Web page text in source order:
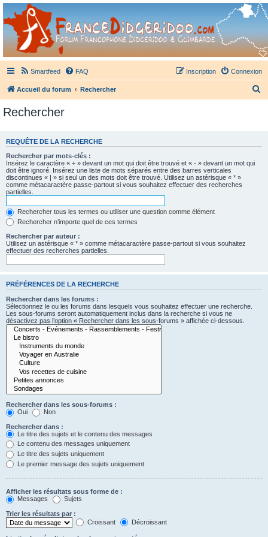
France Didgeridoo
Didgeridoo et Guimbarde sur France Didgeridoo - retrouvez la communauté.
Smartfeed FAQ Connexion
Inscription
Accueil du forum Rechercher
e
Rechercher
REQUÊTE DE LA RECHERCHE
Rechercher par mots-clés :
Insérez le caractère « + » devant un mot qui doit être trouvé et « - » devant un mot qui
doit être ignoré. Insérez une liste de mots séparés entre des barres verticales
discontinues « | » si seul un des mots doit être trouvé. Utilisez un astérisque « * »
comme métacaractère passe-partout si vous souhaitez effectuer des recherches
partielles.
Rechercher tous les termes ou utiliser une question comme élément
Rechercher n’importe quel de ces termes
Rechercher par auteur :
Utilisez un astérisque « * » comme métacaractère passe-partout si vous souhaitez
effectuer des recherches partielles.
PRÉFÉRENCES DE LA RECHERCHE
Rechercher dans les forums :
Sélectionnez le ou les forums dans lesquels vous souhaitez effectuer une recherche.
Les sous-forums seront automatiquement inclus dans la recherche si vous ne
désactivez pas l’option « Rechercher dans les sous-forums » affichée ci-dessous.
Rechercher dans les sous-forums :
Oui
Non
Rechercher dans :
Le titre des sujets et le contenu des messages
Le contenu des messages uniquement
Le titre des sujets uniquement
Le premier message des sujets uniquement
Afficher les résultats sous forme de :
Messages
Sujets
Trier les résultats par :
Croissant
Décroissant